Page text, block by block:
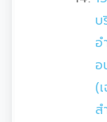
บ
อ
อ
(
ส